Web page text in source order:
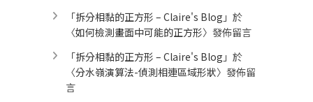
「拆分相黏的正方形 – Claire's Blog 」於
〈如何檢測畫面中可能的正方形〉發佈留言
「拆分相黏的正方形 – Claire's Blog 」於
〈分水嶺演算法-偵測相連區域形狀〉發佈留
言